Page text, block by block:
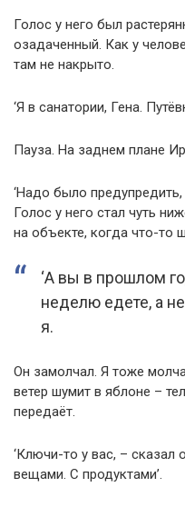
Голос у него был
озадаченный. Как у
там не накрыто.
‘Я в санатории, Гена.
Пауза. На заднем плане
‘Надо было
Голос у него стал чуть
на объекте, когда что-то
‘А вы в прошлом
неделю едете, а
я.
Он замолчал. Я тоже
ветер шумит в яблоне –
передаёт.
‘Ключи-то у вас, –
вещами. С продуктами’.